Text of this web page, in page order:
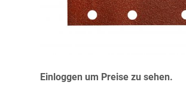
Einloggen um Preise zu sehen.